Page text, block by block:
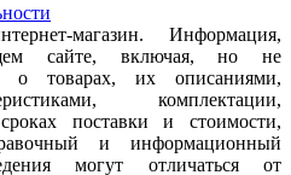
магазин. Информация,
сайте, включая, но не
о товарах, их описаниями,
комплектации,
поставки и стоимости,
и информационный
могут отличаться от